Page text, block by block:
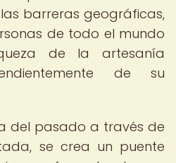
barreras geográficas,
de todo el mundo
de la artesanía
de su
del pasado a través de
se crea un puente